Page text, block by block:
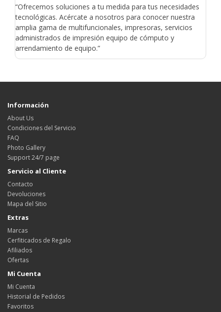
“Ofrecemos soluciones a tu medida para tus necesidades
tecnológicas. Acércate a nosotros para conocer nuestra
amplia gama de multifuncionales, impresoras, servicios
administrados de impresión equipo de cómputo y
arrendamiento de equipo.”
Información
About Us
Condiciones del Servicio
FAQ
Photo Gallery
Support 24/7 page
Servicio al Cliente
Contacto
Devoluciones
Mapa del Sitio
Extras
Marcas
Cerfiticados de Regalo
Afiliados
Ofertas
Mi Cuenta
Mi Cuenta
Historial de Pedidos
Favoritos